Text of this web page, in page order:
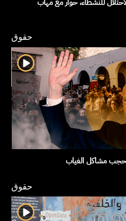
وتعذيب الاحتلال للنشطاء، حوار مع مهاب
حقوق
مشاكل الغياب
حقوق